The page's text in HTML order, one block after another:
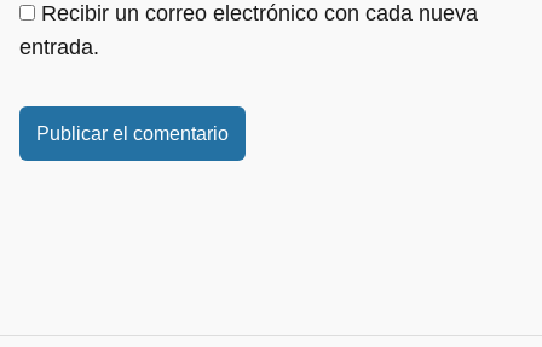
Recibir un correo electrónico con cada nueva
entrada.